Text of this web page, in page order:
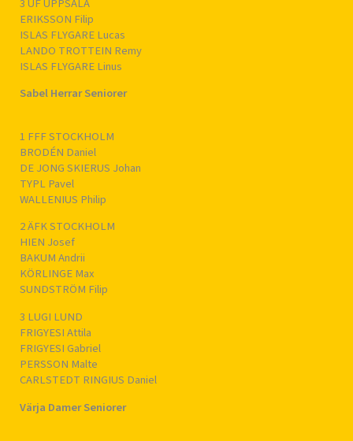
ERIKSSON Filip
ISLAS FLYGARE Lucas
LANDO TROTTEIN Remy
ISLAS FLYGARE Linus
Sabel Herrar Seniorer
1 FFF STOCKHOLM
BRODÉN Daniel
DE JONG SKIERUS Johan
TYPL Pavel
WALLENIUS Philip
2 ÄFK STOCKHOLM
HIEN Josef
BAKUM Andrii
KÖRLINGE Max
SUNDSTRÖM Filip
3 LUGI LUND
FRIGYESI Attila
FRIGYESI Gabriel
PERSSON Malte
CARLSTEDT RINGIUS Daniel
Värja Damer Seniorer